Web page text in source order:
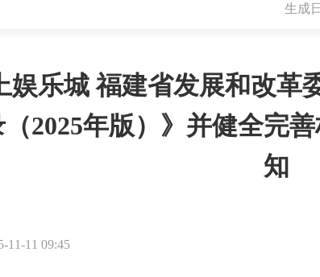
生成
娱乐城 福建省发展和改革
2025年版）》并健全完
知
11-11 09:45